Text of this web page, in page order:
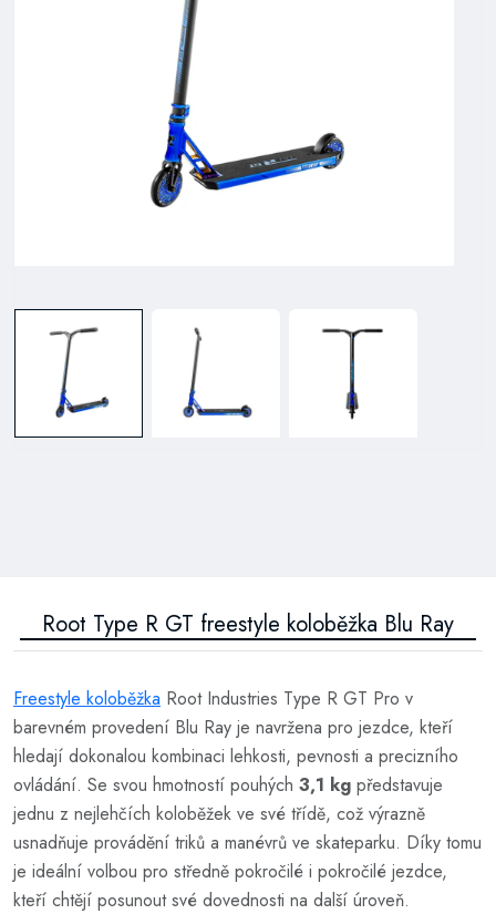
Root Type R GT freestyle koloběžka Blu Ray
Freestyle koloběžka Root Industries Type R GT Pro v
barevném provedení Blu Ray je navržena pro jezdce, kteří
hledají dokonalou kombinaci lehkosti, pevnosti a precizního
ovládání. Se svou hmotností pouhých 3,1 kg představuje
jednu z nejlehčích koloběžek ve své třídě, což výrazně
usnadňuje provádění triků a manévrů ve skateparku. Díky tomu
je ideální volbou pro středně pokročilé i pokročilé jezdce,
kteří chtějí posunout své dovednosti na další úroveň.